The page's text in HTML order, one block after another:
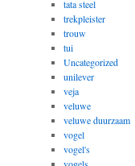
tata steel
trekpleister
trouw
tui
Uncategorized
unilever
veja
veluwe
veluwe duurzaam
vogel
vogel's